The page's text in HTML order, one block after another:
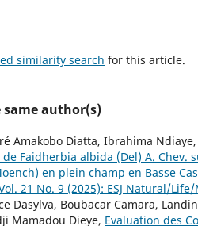
similarity search for this article.
same author(s)
Amakobo Diatta, Ibrahima
Faidherbia albida (Del) A. Chev.
en plein champ en Basse
21 No. 9 (2025): ESJ Natural/
Dasylva, Boubacar Camara,
Mamadou Dieye, Evaluation des